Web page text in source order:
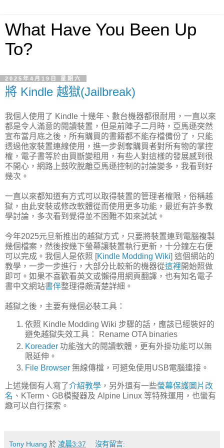
What Have You Been Up
To?
2025年4月19日 星期六
將 Kindle 越獄(Jailbreak)
我個人使用了 Kindle 十幾年、數台機器都很耐用，一直以來
都是令人滿意的閱讀裝置，但是前陣子二月時，亞馬遜突然
宣布當月底之後，所有購買的書籍都不能存檔備份了，只能
透過他家裝置連線使用，進一步剝奪購買者對所有物的掌控
權，電子書等於由買斷變租用，有些人對這樣的發展感到很
不開心，網路上鼓吹脫離亞馬遜控制的討論變多，我看到好
幾次。
一直以來都知道有方式可以取得裝置的管理者權限，俗稱越
獄，由此安裝或修改軟體從而使用更多功能，最近有許多教
學討論，多次看到覺得並不困難不如來試試。
今年2025元旦新推出的越獄方式，只要將裝置連到電腦複製
幾個檔案，然後按幾下螢幕讓裝置執行更新，十分鐘左右便
可以完成。我個人是依照 [Kindle Modding Wiki] 這個網站的
教學，一步一步進行，大部分比較新的機器從這裡開始照做
即可。如果不喜歡看英文或懶得用網頁翻譯，也有知名電子
書中文網站書伴整理得頗清楚詳細。
越獄之後，主要有幾個必裝工具：
依照 Kindle Modding Wiki 步驟的話，應該已經裝好的
避免越獄失效工具： Rename OTA binaries
Koreader 功能強大的閱讀軟體，更有外掛功能可以無
限延伸。
File Browser 無線傳檔，可避免使用USB電腦連接。
上述幾個有人寫了介紹教學 ，另外還有一些螢幕保護圖片改
名 、KTerm、GB模擬器及 Alpine Linux 等特殊運用，也蠻有
趣可以自行探索。
Tony Huang 於 凌晨3:37 沒有留言: